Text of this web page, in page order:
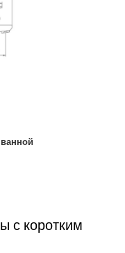
с коротким